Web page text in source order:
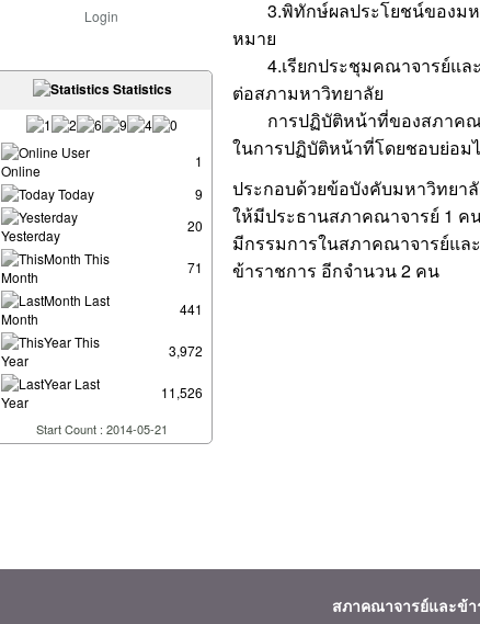
Login
Statistics
User
Online
1
Today
9
Yesterday
20
This
Month
71
Last
Month
441
This
Year
3,972
Last
Year
11,526
Start Count : 2014-05-21
3.พิทักษ์ผลประโยชน์ของมห
หมาย
4.เรียกประชุมคณาจารย์และ
ต่อสภามหาวิทยาลัย
การปฏิบัติหน้าที่ของสภาคณ
ในการปฏิบัติหน้าที่โดยชอบย่อม
ประกอบด้วยข้อบังคับมหาวิทยา
ให้มีประธานสภาคณาจารย์ 1 ค
มีกรรมการในสภาคณาจารย์แล
ข้าราชการ อีกจำนวน 2 คน
สภาคณาจารย์และข้า